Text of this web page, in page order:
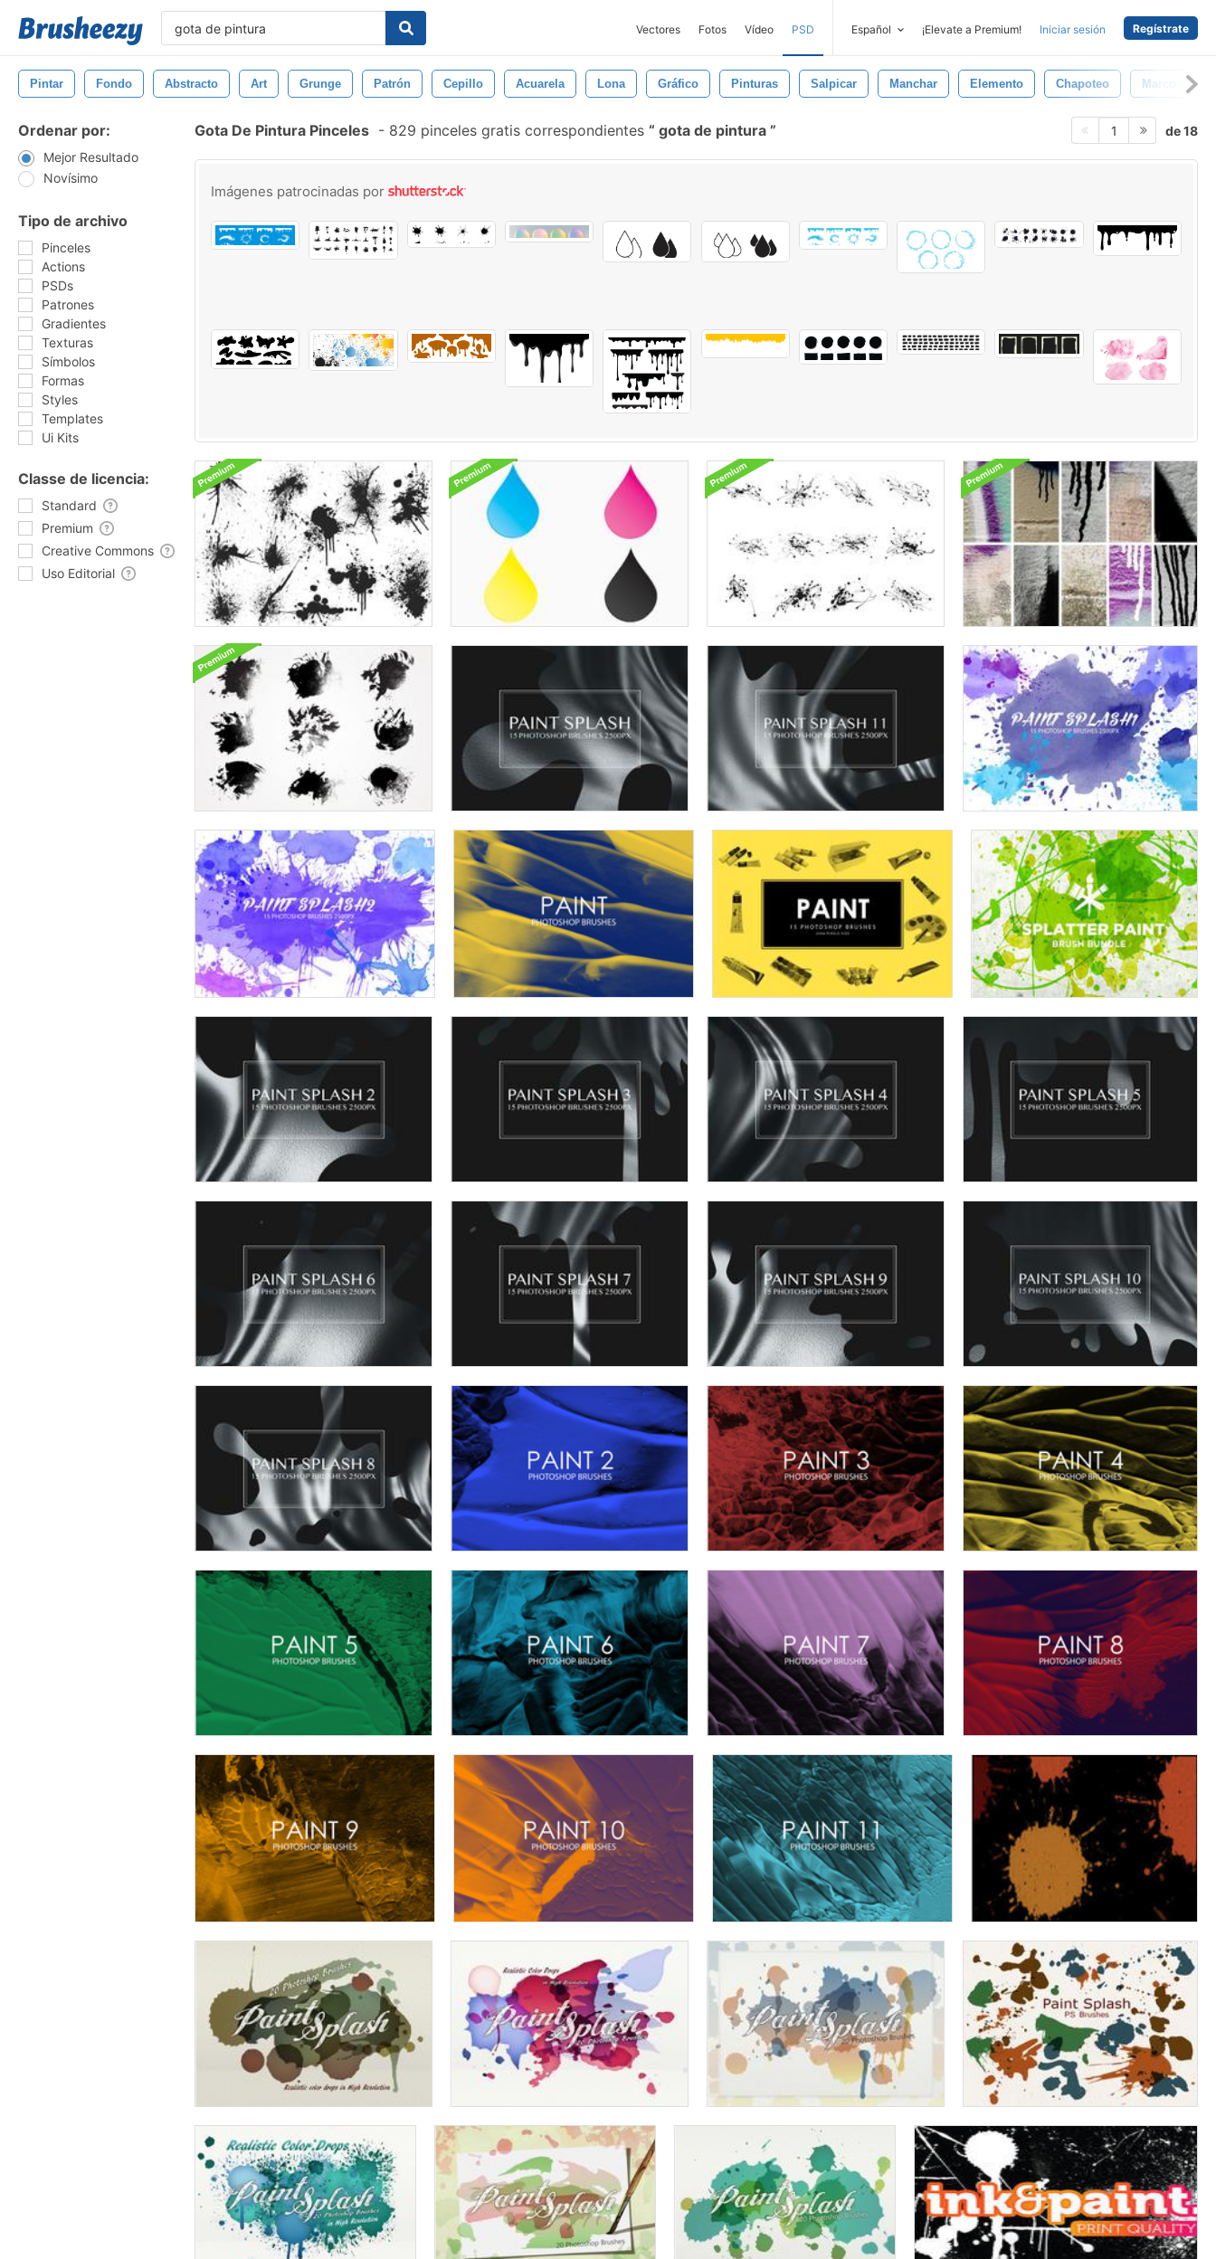
Vectores Fotos Vídeo PSD Español ¡Elevate a Premium! Iniciar sesión Regístrate
Pintar Fondo Abstracto Art Grunge Patrón Cepillo Acuarela Lona Gráfico Pinturas Salpicar Manchar Elemento Chapoteo Marco
Ordenar por:
Mejor Resultado
Novísimo
Tipo de archivo
Pinceles
Actions
PSDs
Patrones
Gradientes
Texturas
Símbolos
Formas
Styles
Templates
Ui Kits
Classe de licencia:
Standard
Premium
Creative Commons
Uso Editorial
Gota De Pintura Pinceles - 829 pinceles gratis correspondientes gota de pintura 1 de 18
Imágenes patrocinadas por